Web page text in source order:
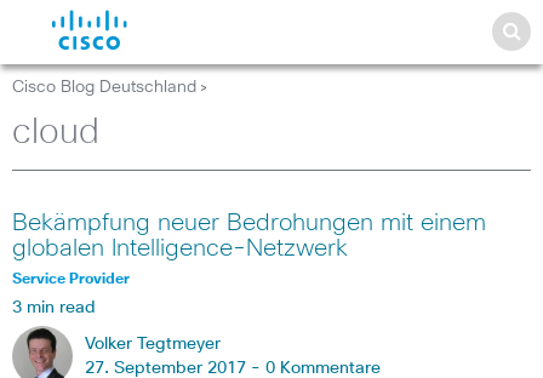
Cisco Blog Deutschland >
cloud
Bekämpfung neuer Bedrohungen mit einem
globalen Intelligence-Netzwerk
Service Provider
3 min read
Volker Tegtmeyer
27. September 2017 - 0 Kommentare